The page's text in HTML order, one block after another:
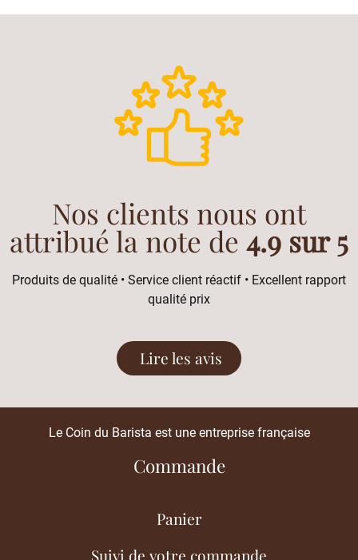
Nos clients nous ont
attribué la note de 4.9 sur 5
Produits de qualité • Service client réactif • Excellent rapport
qualité prix
Lire les avis
Le Coin du Barista est une entreprise française
Commande
Panier
Suivi de votre commande